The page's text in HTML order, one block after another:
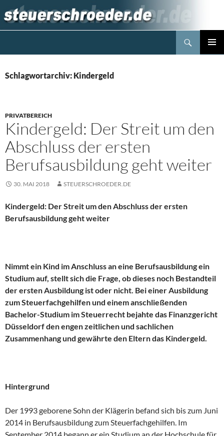
Inhalt
springen
Schlagwortarchiv: Kindergeld
PRIVATBEREICH
Kindergeld: Der Streit um den
Abschluss der ersten
Berufsausbildung geht weiter
30. MAI 2018 STEUERSCHROEDER.DE
Kindergeld: Der Streit um den Abschluss der ersten
Berufsausbildung geht weiter
Nimmt ein Kind im Anschluss an eine Berufsausbildung ein
Studium auf, stellt sich die Frage, ob dieses noch Bestandteil
der ersten Ausbildung ist oder nicht. Bei einer Ausbildung
zum Steuerfachgehilfen und einem anschließenden
Bachelor-Studium im Steuerrecht bejahte das Finanzgericht
Düsseldorf den engen zeitlichen und sachlichen
Zusammenhang und gewährte den Eltern das Kindergeld.
Hintergrund
Der 1993 geborene Sohn der Klägerin befand sich bis zum Juni
2014 in Berufsausbildung zum Steuerfachgehilfen. Im
September 2014 begann er ein Studium an der Hochschule für